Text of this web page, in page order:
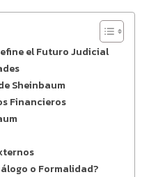
el Futuro Judicial
Sheinbaum
Financieros
o Formalidad?